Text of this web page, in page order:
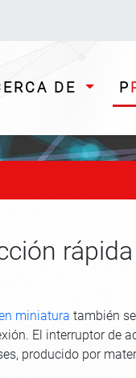
DE
rápida
miniatura también
El interruptor de
producido por